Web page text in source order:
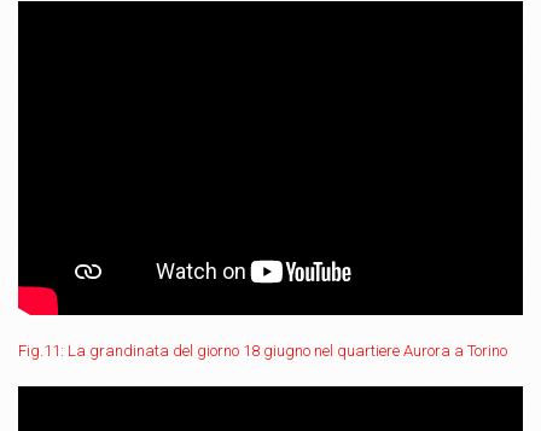
Fig.11: La grandinata del giorno 18 giugno nel quartiere Aurora a Torino